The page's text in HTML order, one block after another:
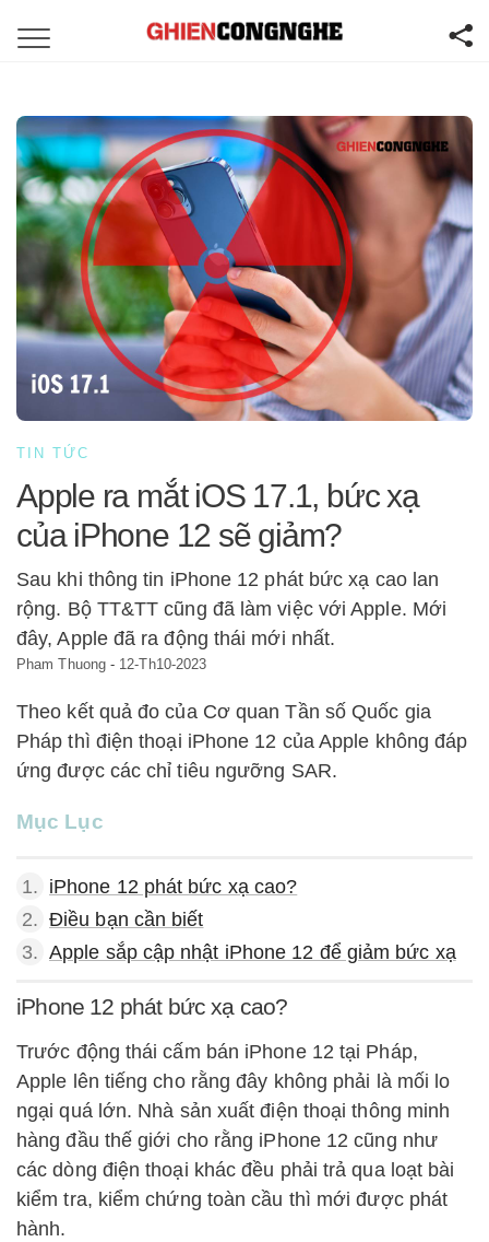
TIN TỨC
Apple ra mắt iOS 17.1, bức xạ
của iPhone 12 sẽ giảm?
Sau khi thông tin iPhone 12 phát bức xạ cao lan
rộng. Bộ TT&TT cũng đã làm việc với Apple. Mới
đây, Apple đã ra động thái mới nhất.
Pham Thuong- 12-Th10-2023
Theo kết quả đo của Cơ quan Tần số Quốc gia
Pháp thì điện thoại iPhone 12 của Apple không đáp
ứng được các chỉ tiêu ngưỡng SAR.
Mục Lục
1. iPhone 12 phát bức xạ cao?
2. Điều bạn cần biết
3. Apple sắp cập nhật iPhone 12 để giảm bức xạ
iPhone 12 phát bức xạ cao?
Trước động thái cấm bán iPhone 12 tại Pháp,
Apple lên tiếng cho rằng đây không phải là mối lo
ngại quá lớn. Nhà sản xuất điện thoại thông minh
hàng đầu thế giới cho rằng iPhone 12 cũng như
các dòng điện thoại khác đều phải trả qua loạt bài
kiểm tra, kiểm chứng toàn cầu thì mới được phát
hành.